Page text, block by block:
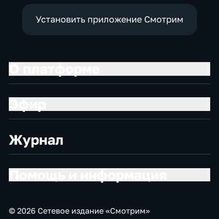
Установить приложение Смотрим
Журнал
© 2026 Сетевое издание «Смотрим»